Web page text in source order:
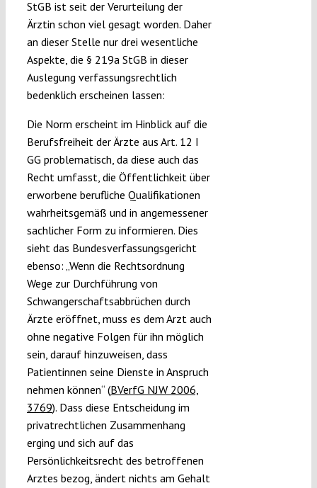
StGB ist seit der Verurteilung der
Ärztin schon viel gesagt worden. Daher
an dieser Stelle nur drei wesentliche
Aspekte, die § 219a StGB in dieser
Auslegung verfassungsrechtlich
bedenklich erscheinen lassen:
Die Norm erscheint im Hinblick auf die
Berufsfreiheit der Ärzte aus Art. 12 I
GG problematisch, da diese auch das
Recht umfasst, die Öffentlichkeit über
erworbene berufliche Qualifikationen
wahrheitsgemäß und in angemessener
sachlicher Form zu informieren. Dies
sieht das Bundesverfassungsgericht
ebenso: „Wenn die Rechtsordnung
Wege zur Durchführung von
Schwangerschaftsabbrüchen durch
Ärzte eröffnet, muss es dem Arzt auch
ohne negative Folgen für ihn möglich
sein, darauf hinzuweisen, dass
Patientinnen seine Dienste in Anspruch
nehmen können“ (BVerfG NJW 2006,
3769). Dass diese Entscheidung im
privatrechtlichen Zusammenhang
erging und sich auf das
Persönlichkeitsrecht des betroffenen
Arztes bezog, ändert nichts am Gehalt